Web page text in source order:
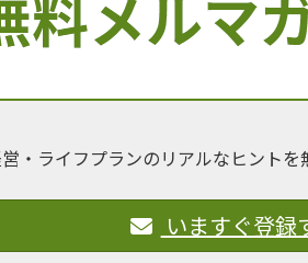
・ライフプランのリアルなヒントを
いますぐ登録